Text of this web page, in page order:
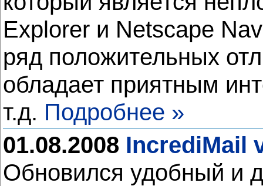
Explorer и Netscape
ряд положительных
обладает приятным
т.д. Подробнее »
01.08.2008 IncrediMail
Обновился удобный и